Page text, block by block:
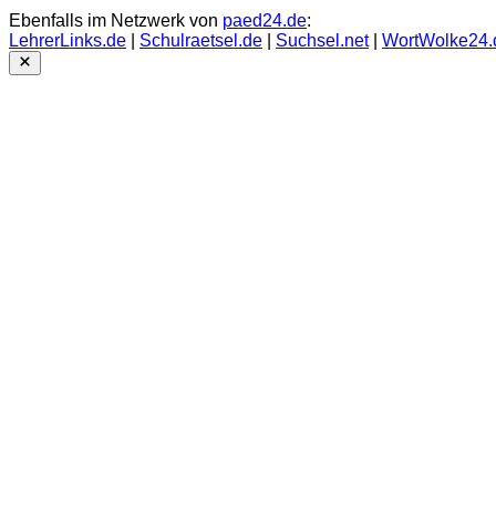
Ebenfalls im Netzwerk von paed24.de:
LehrerLinks.de
Schulraetsel.de Suchsel.net|
Close